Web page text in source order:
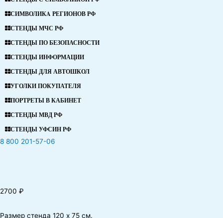
СИМВОЛИКA РЕГИОНОВ РФ
СТЕНДЫ МЧС РФ
СТЕНДЫ ПО БЕЗОПАСНОСТИ
СТЕНДЫ ИНФОРМАЦИИ
СТЕНДЫ ДЛЯ АВТОШКОЛ
УГОЛКИ ПОКУПАТЕЛЯ
ПОРТРЕТЫ В КАБИНЕТ
СТЕНДЫ МВД РФ
СТЕНДЫ УФСИН РФ
8 800 201-57-06
2700 ₽
Размер стенда 120 х 75 см.